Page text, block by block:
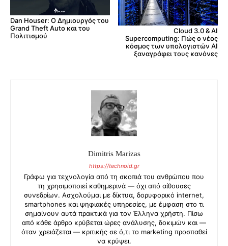
Dan Houser: Ο Δημιουργός του
Grand Theft Auto και του
Πολιτισμού
Cloud 3.0 & AI
Supercomputing: Πώς ο νέος
κόσμος των υπολογιστών AI
ξαναγράφει τους κανόνες
Dimitris Marizas
https://technoid.gr
Γράφω για τεχνολογία από τη σκοπιά του ανθρώπου που
τη χρησιμοποιεί καθημερινά — όχι από αίθουσες
συνεδρίων. Ασχολούμαι με δίκτυα, δορυφορικό internet,
smartphones και ψηφιακές υπηρεσίες, με έμφαση στο τι
σημαίνουν αυτά πρακτικά για τον Έλληνα χρήστη. Πίσω
από κάθε άρθρο κρύβεται ώρες ανάλυσης, δοκιμών και —
όταν χρειάζεται — κριτικής σε ό,τι το marketing προσπαθεί
να κρύψει.